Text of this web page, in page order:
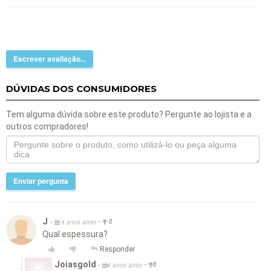
Escrever avaliação...
DÚVIDAS DOS CONSUMIDORES
Tem alguma dúvida sobre este produto? Pergunte ao lojista e a
outros compradores!
Enviar pergunta
J • 4 anos atrás • 0
Qual espessura?
Responder
Joiasgold • 4 anos atrás • 0